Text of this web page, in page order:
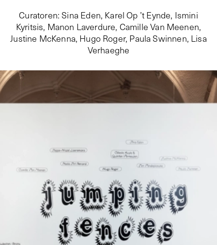
Curatoren: Sina Eden, Karel Op ’t Eynde, Ismini
Kyritsis, Manon Laverdure, Camille Van Meenen,
Justine McKenna, Hugo Roger, Paula Swinnen, Lisa
Verhaeghe